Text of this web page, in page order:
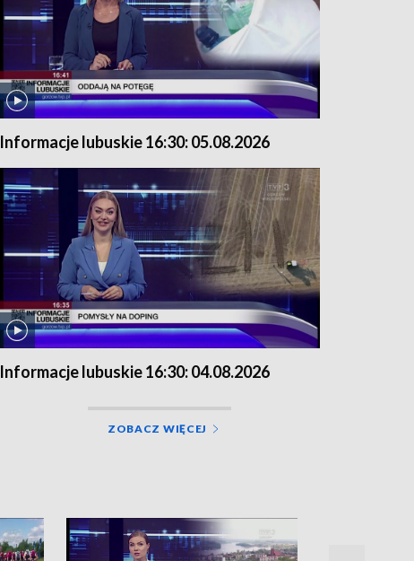
Informacje lubuskie 16:30: 05.08.2026
Informacje lubuskie 16:30: 04.08.2026
ZOBACZ WIĘCEJ